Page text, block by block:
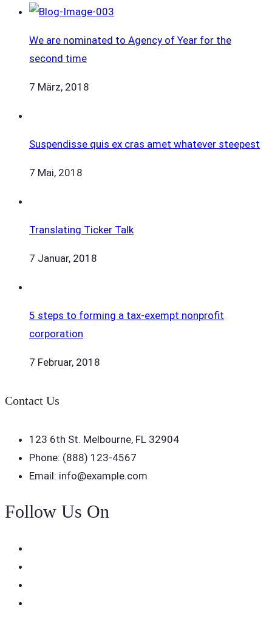
We are nominated to Agency of Year for the
second time
7 März, 2018
Suspendisse quis ex cras amet whatever steepest
7 Mai, 2018
Translating Ticker Talk
7 Januar, 2018
5 steps to forming a tax-exempt nonprofit
corporation
7 Februar, 2018
Contact Us
123 6th St. Melbourne, FL 32904
Phone: (888) 123-4567
Email: info@example.com
Follow Us On